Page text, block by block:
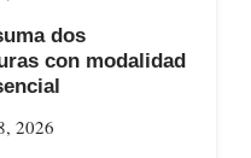
dos
con modalidad
2026